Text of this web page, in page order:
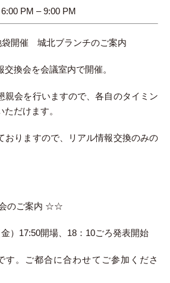
PM –9:00 PM
開催 城北ブランチのご案内
換会を会議室内で開催。
親会を行いますので、各自のタイミン
だけます。
おりますので、リアル情報交換のみの
のご案内 ☆☆
）17:50開場、18：10ごろ発表開始
。ご都合に合わせてご参加くださ